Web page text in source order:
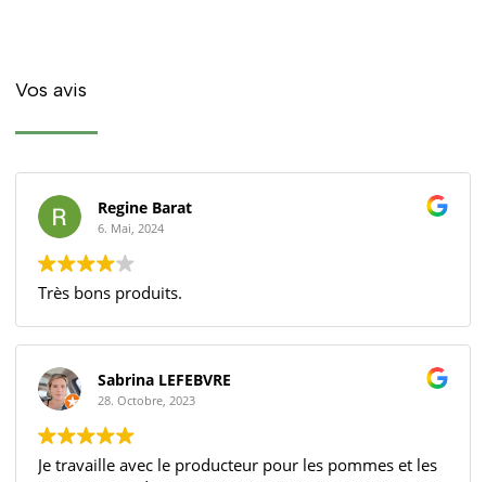
Vos avis
Regine Barat
6. Mai, 2024
Très bons produits.
Sabrina LEFEBVRE
28. Octobre, 2023
Je travaille avec le producteur pour les pommes et les